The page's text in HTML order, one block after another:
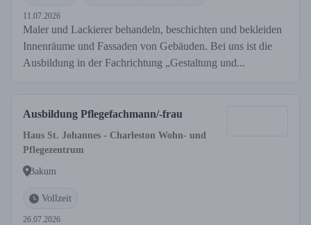
11.07.2026
Maler und Lackierer behandeln, beschichten und bekleiden
Innenräume und Fassaden von Gebäuden. Bei uns ist die
Ausbildung in der Fachrichtung „Gestaltung und...
Ausbildung Pflegefachmann/-frau
Haus St. Johannes - Charleston Wohn- und
Pflegezentrum
Bakum
Vollzeit
26.07.2026